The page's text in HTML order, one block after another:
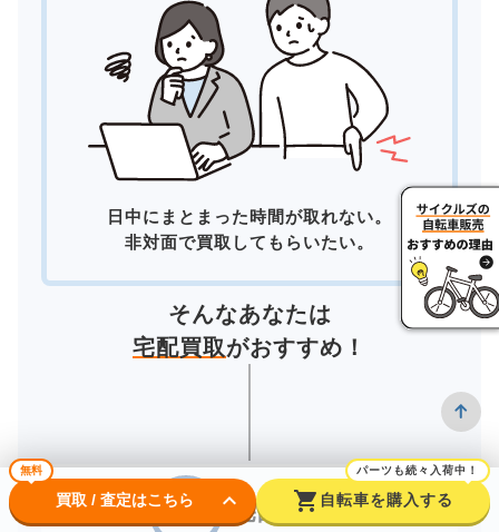
日中にまとまった時間が取れない。
非対面で買取してもらいたい。
そんなあなたは
宅配買取がおすすめ！
宅配買取
無料
買取 / 査定はこちら keyboard_arrow_down shopping_cart
パーツも続々入荷中！
自転車を購入する